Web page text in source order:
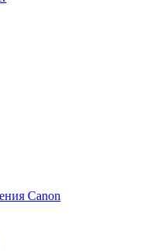
Canon